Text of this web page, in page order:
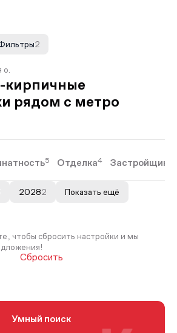
2
рядом с метро
5 Отделка4 Застройщики
20282 Показать ещё
чтобы сбросить настройки и мы
Сбросить
Умный поиск